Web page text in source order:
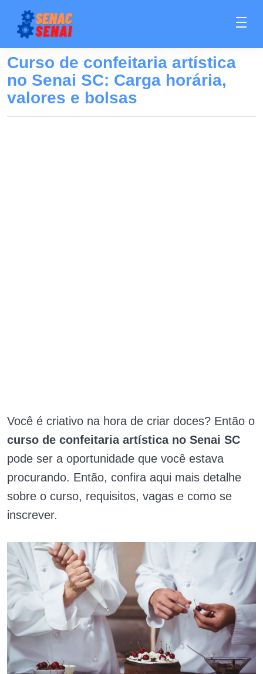
Curso de confeitaria artística
no Senai SC: Carga horária,
valores e bolsas
Você é criativo na hora de criar doces? Então o
curso de confeitaria artística no Senai SC
pode ser a oportunidade que você estava
procurando. Então, confira aqui mais detalhe
sobre o curso, requisitos, vagas e como se
inscrever.